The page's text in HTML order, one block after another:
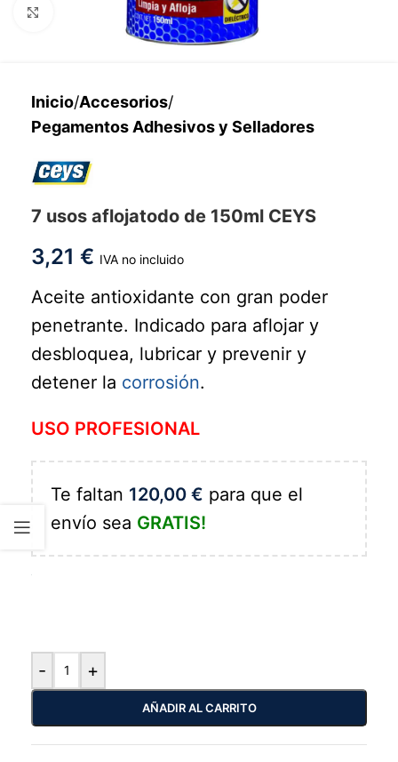
Haga clic para ampliar
Inicio/Accesorios/
Pegamentos Adhesivos y Selladores
7 usos aflojatodo de 150ml CEYS
3,21 € IVA no incluido
Aceite antioxidante con gran poder
penetrante. Indicado para aflojar y
desbloquea, lubricar y prevenir y
detener la corrosión.
USO PROFESIONAL
Te faltan 120,00 € para que el
envío sea GRATIS!
- +
AÑADIR AL CARRITO